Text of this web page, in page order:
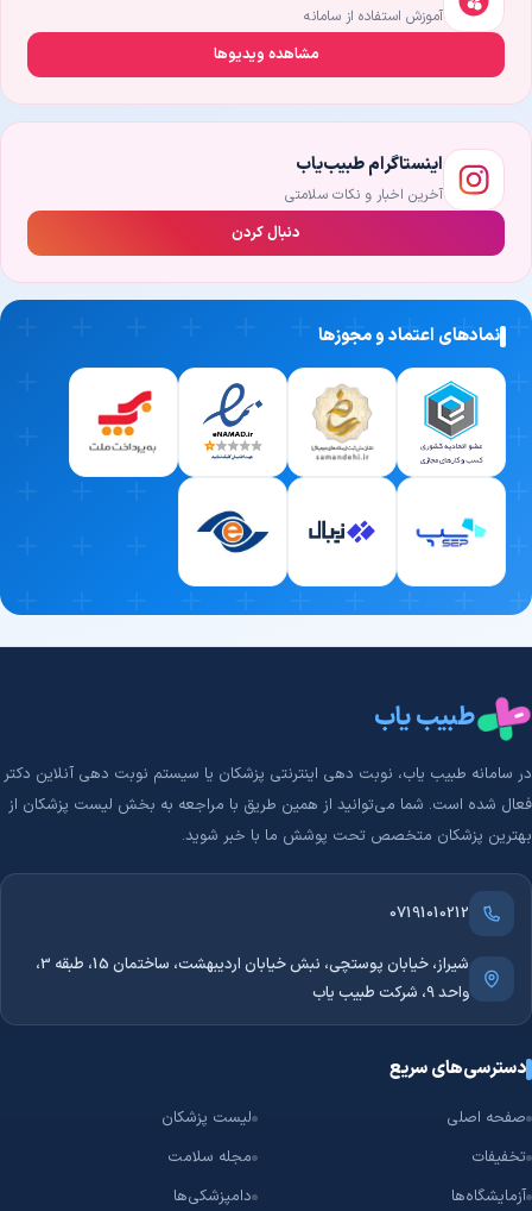
آموزش استفاده از سامانه
مشاهده ویدیوها
اینستاگرام طبیب‌یاب
آخرین اخبار و نکات سلامتی
دنبال کردن
نمادهای اعتماد و مجوزها
طبیب یاب
در سامانه طبیب‌ یاب، نوبت دهی اینترنتی پزشکان یا سیستم نوبت دهی آنلاین دکتر
فعال شده است. شما می‌توانید از همین طریق با مراجعه به بخش لیست پزشکان از
بهترین پزشکان متخصص تحت پوشش ما با خبر شوید.
07191010212
شیراز، خیابان پوستچی، نبش خیابان اردیبهشت، ساختمان 15، طبقه 3،
واحد 9، شرکت طبیب یاب
دسترسی‌های سریع
صفحه اصلی
لیست پزشکان
تخفیفات
مجله سلامت
آزمایشگاه‌ها
دامپزشکی‌ها